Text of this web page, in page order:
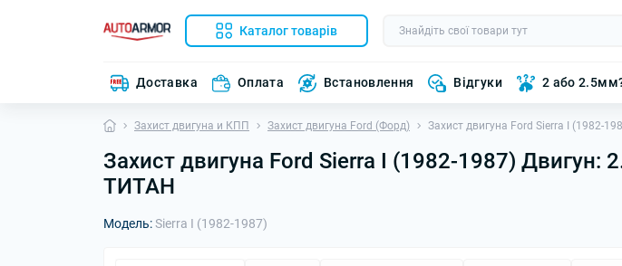
Каталог товарів
Доставка Оплата Встановлення Відгуки 2 або
Захист двигуна и КПП Захист двигуна Ford (Форд) Захист двигуна Ford Sierra I (1982-
Захист двигуна Ford Sierra I (1982-1987)
ТИТАН
Модель:Sierra I (1982-1987)